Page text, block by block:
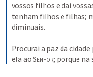
vossos filhos e dai
tenham filhos e filhas;
diminuais.
Procurai a paz da
ela ao Senhor; porque na